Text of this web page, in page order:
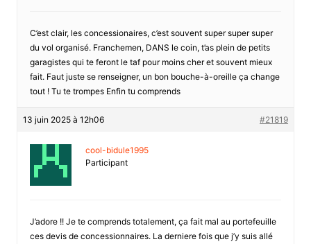
C’est clair, les concessionaires, c’est souvent super super super
du vol organisé. Franchemen, DANS le coin, t’as plein de petits
garagistes qui te feront le taf pour moins cher et souvent mieux
fait. Faut juste se renseigner, un bon bouche-à-oreille ça change
tout ! Tu te trompes Enfin tu comprends
13 juin 2025 à 12h06 #21819
cool-bidule1995
Participant
J’adore !! Je te comprends totalement, ça fait mal au portefeuille
ces devis de concessionnaires. La derniere fois que j’y suis allé